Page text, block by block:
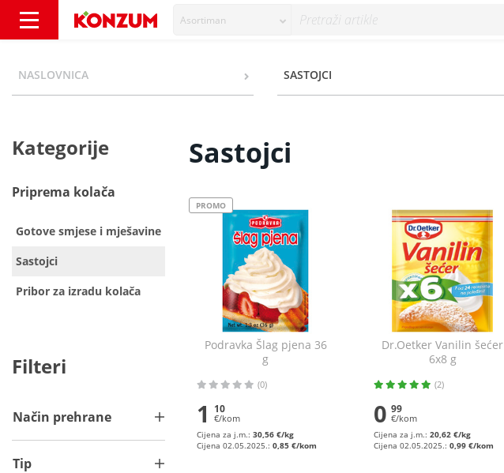
Asortiman
NASLOVNICA SASTOJCI
Kategorije
Priprema kolača
Gotove smjese i mješavine
Sastojci
Pribor za izradu kolača
Filteri
Način prehrane
Tip
Sastojci
PROMO
Podravka Šlag pjena 36
g
(0)
1 10
€/kom
Cijena za j.m.: 30,56 €/kg
Cijena 02.05.2025.: 0,85 €/kom
Dr.Oetker Vanilin šećer
6x8 g
(2)
0 99
€/kom
Cijena za j.m.: 20,62 €/kg
Cijena 02.05.2025.: 0,99 €/kom